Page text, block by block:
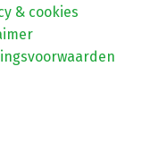
& cookies